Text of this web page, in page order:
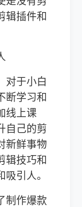
辑插件和
对于小白
断学习和
线上课
自己的剪
新鲜事物
辑技巧和
引人。
制作爆款